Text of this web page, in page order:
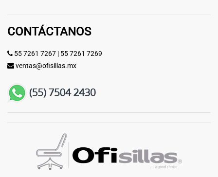
CONTÁCTANOS
55 7261 7267 | 55 7261 7269
ventas@ofisillas.mx